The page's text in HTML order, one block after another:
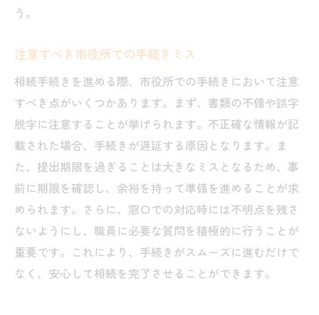
う。
注意すべき市役所での手続きミス
相続手続きを進める際、市役所での手続きにおいて注意
すべき点がいくつかあります。まず、書類の不備や誤字
脱字に注意することが挙げられます。不正確な情報が記
載された場合、手続きが遅延する原因となります。ま
た、提出期限を過ぎることは大きなミスとなるため、事
前に期限を確認し、余裕を持って準備を進めることが求
められます。さらに、窓口での対応時には不明点を残さ
ないようにし、職員に必要な質問を積極的に行うことが
重要です。これにより、手続きがスムーズに進むだけで
なく、安心して相続を完了させることができます。